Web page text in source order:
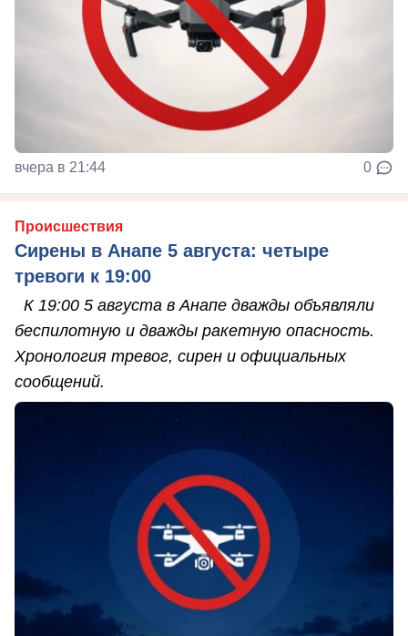
вчера в 21:44 0
Происшествия
Сирены в Анапе 5 августа: четыре
тревоги к 19:00
К 19:00 5 августа в Анапе дважды объявляли
беспилотную и дважды ракетную опасность.
Хронология тревог, сирен и официальных
сообщений.